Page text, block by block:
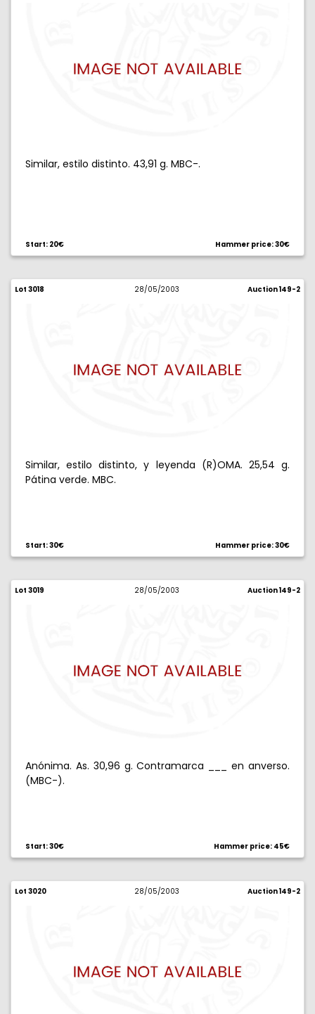
Similar, estilo distinto. 43,91 g. MBC-.
Start: 20€ Hammer price: 30€
Lot 3018 28/05/2003 Auction 149-2
Similar, estilo distinto, y leyenda (R)OMA. 25,54 g.
Pátina verde. MBC.
Start: 30€ Hammer price: 30€
Lot 3019 28/05/2003 Auction 149-2
Anónima. As. 30,96 g. Contramarca ___ en anverso.
(MBC-).
Start: 30€ Hammer price: 45€
Lot 3020 28/05/2003 Auction 149-2